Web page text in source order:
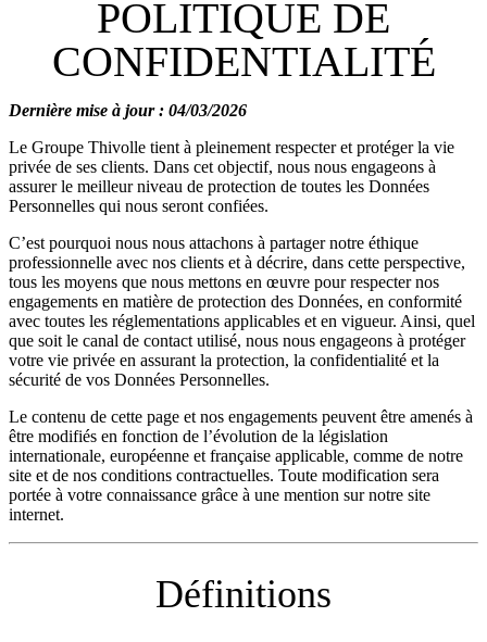
POLITIQUE DE
CONFIDENTIALITÉ
Dernière mise à jour : 04/03/2026
Le Groupe Thivolle tient à pleinement respecter et protéger la vie
privée de ses clients. Dans cet objectif, nous nous engageons à
assurer le meilleur niveau de protection de toutes les Données
Personnelles qui nous seront confiées.
C’est pourquoi nous nous attachons à partager notre éthique
professionnelle avec nos clients et à décrire, dans cette perspective,
tous les moyens que nous mettons en œuvre pour respecter nos
engagements en matière de protection des Données, en conformité
avec toutes les réglementations applicables et en vigueur. Ainsi, quel
que soit le canal de contact utilisé, nous nous engageons à protéger
votre vie privée en assurant la protection, la confidentialité et la
sécurité de vos Données Personnelles.
Le contenu de cette page et nos engagements peuvent être amenés à
être modifiés en fonction de l’évolution de la législation
internationale, européenne et française applicable, comme de notre
site et de nos conditions contractuelles. Toute modification sera
portée à votre connaissance grâce à une mention sur notre site
internet.
Définitions